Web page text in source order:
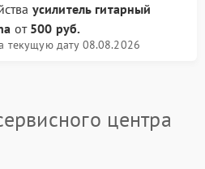
усилитель гитарный
от 500 руб.
текущую дату 08.08.2026
центра